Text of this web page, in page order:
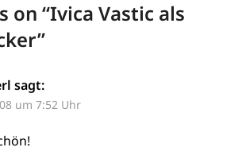
on “Ivica Vastic als
”
sagt:
um 7:52 Uhr